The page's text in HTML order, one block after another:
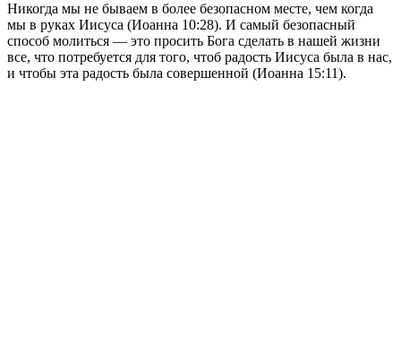
Никогда мы не бываем в более безопасном месте, чем когда
мы в руках Иисуса (Иоанна 10:28). И самый безопасный
способ молиться — это просить Бога сделать в нашей жизни
все, что потребуется для того, чтоб радость Иисуса была в нас,
и чтобы эта радость была совершенной (Иоанна 15:11).